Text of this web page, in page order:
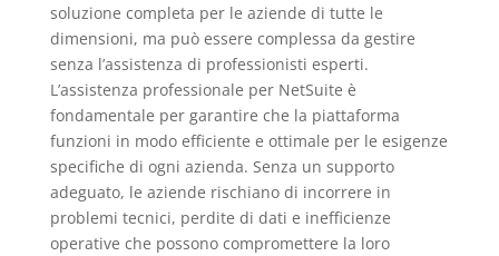
soluzione completa per le aziende di tutte le
dimensioni, ma può essere complessa da gestire
senza l’assistenza di professionisti esperti.
L’assistenza professionale per NetSuite è
fondamentale per garantire che la piattaforma
funzioni in modo efficiente e ottimale per le esigenze
specifiche di ogni azienda. Senza un supporto
adeguato, le aziende rischiano di incorrere in
problemi tecnici, perdite di dati e inefficienze
operative che possono compromettere la loro